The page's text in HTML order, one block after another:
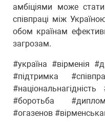
амбіціями може
співпраці між
обом країнам
загрозам.
#україна #вірменія
#підтримка
#боротьба
#огазенов